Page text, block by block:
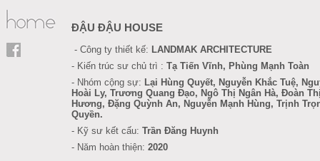
ĐẬU ĐẬU HOUSE
- Công ty thiết kế: LANDMAK ARCHITECTURE
- Kiến trúc sư chủ trì : Tạ Tiến Vĩnh, Phùng Mạnh Toàn
- Nhóm cộng sự: Lại Hùng Quyết, Nguyễn Khắc Tuệ,
Hoài Ly, Trương Quang Đạo, Ngô Thị Ngân Hà, Đoàn
Hương, Đặng Quỳnh An, Nguyễn Mạnh Hùng, Trịnh
Quyền.
- Kỹ sư kết cấu: Trần Đăng Huynh
- Năm hoàn thiện: 2020